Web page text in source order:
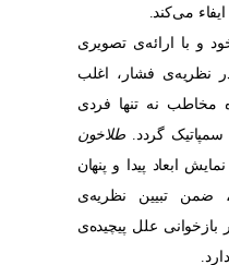
می‌‌کند.
و با ارائه‌‌ی تصویری
نظریه‌‌ی فشار، اغلب
مخاطب نه تنها فردی
گردد. طلاخون
ابعاد پیدا و پنهان
ضمن تبیین نظریه‌‌ی
علل پیچیده‌‌ی